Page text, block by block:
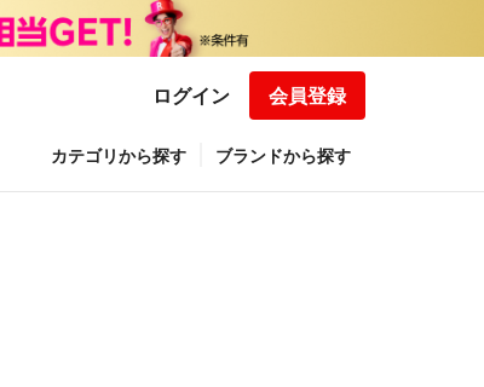
ログイン 会員登録
カテゴリから探す ブランドから探す